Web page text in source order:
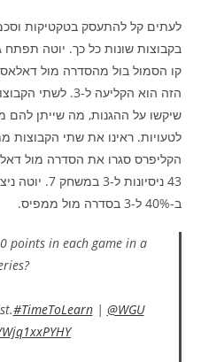
לעתים קל להתעסק בטקטיקות
בקבוצות שונות כל כך. יוטה
קו הסמול בול מהסדרה מול
הזה הוא הקליעה ל-
שיקשו על ההגנות, מה שייתן להם
לטעויות. ראינו את שתי הקבוצות
ב-40% ל-3 בסדרה מול ממפיס.
points in each game in a
#TimeToLearn| @WGU